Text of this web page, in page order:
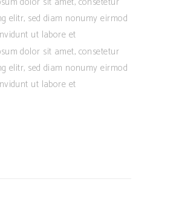
elitr, sed diam nonumy eirmod
ut labore et
dolor sit amet, consetetur
elitr, sed diam nonumy eirmod
ut labore et